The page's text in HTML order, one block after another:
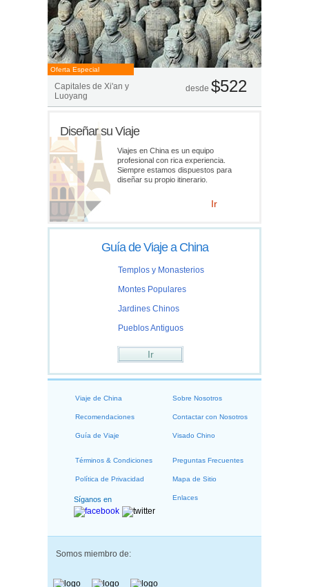
Oferta Especial
Capitales de Xi'an y
Luoyang
desde $522
Diseñar su Viaje
Viajes en China es un equipo
profesional con rica experiencia.
Siempre estamos dispuestos para
diseñar su propio itinerario.
Ir
Guía de Viaje a China
Templos y Monasterios
Montes Populares
Jardines Chinos
Pueblos Antiguos
Ir
Síganos en
Viaje de China
Recomendaciones
Guía de Viaje
Sobre Nosotros
Contactar con Nosotros
Visado Chino
Términos & Condiciones
Política de Privacidad
Preguntas Frecuentes
Mapa de Sitio
Enlaces
Somos miembro de: